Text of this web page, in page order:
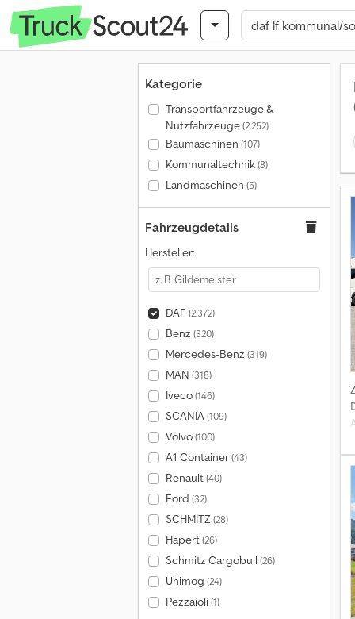
Kategorie
Transportfahrzeuge &
Nutzfahrzeuge(2.252)
Baumaschinen (107)
Kommunaltechnik(8)
Landmaschinen (5)
Fahrzeugdetails
Hersteller:
DAF (2.372)
Benz (320)
Mercedes-Benz (319)
MAN (318)
Iveco(146)
SCANIA(109)
Volvo(100)
A1 Container(43)
Renault(40)
Ford (32)
SCHMITZ(28)
Hapert(26)
Schmitz Cargobull (26)
Unimog (24)
Pezzaioli(1)